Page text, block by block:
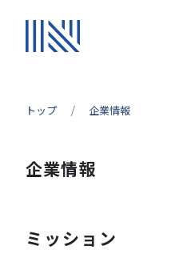
トップ 企業情報
企業情報
ミッション